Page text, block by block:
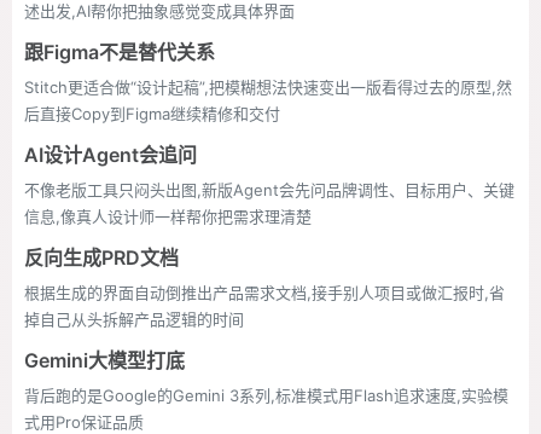
述出发,AI帮你把抽象感觉变成具体界面
跟Figma不是替代关系
Stitch更适合做“设计起稿”,把模糊想法快速变出一版看得过去的原型,然
后直接Copy到Figma继续精修和交付
AI设计Agent会追问
不像老版工具只闷头出图,新版Agent会先问品牌调性、目标用户、关键
信息,像真人设计师一样帮你把需求理清楚
反向生成PRD文档
根据生成的界面自动倒推出产品需求文档,接手别人项目或做汇报时,省
掉自己从头拆解产品逻辑的时间
Gemini大模型打底
背后跑的是Google的Gemini 3系列,标准模式用Flash追求速度,实验模
式用Pro保证品质